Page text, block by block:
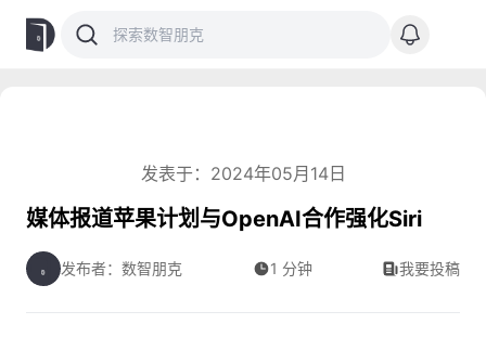
发表于：2024年05月14日
媒体报道苹果计划与OpenAI合作强化Siri
发布者：数智朋克 1 分钟 我要投稿